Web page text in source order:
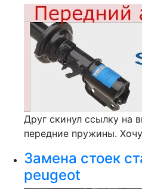
Друг скинул ссылку на
передние пружины.
Замена стоек
peugeot